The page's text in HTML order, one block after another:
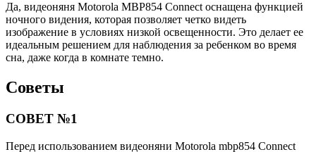
Да, видеоняня Motorola MBP854 Connect оснащена функцией
ночного видения, которая позволяет четко видеть
изображение в условиях низкой освещенности. Это делает ее
идеальным решением для наблюдения за ребенком во время
сна, даже когда в комнате темно.
Советы
СОВЕТ №1
Перед использованием видеоняни Motorola mbp854 Connect